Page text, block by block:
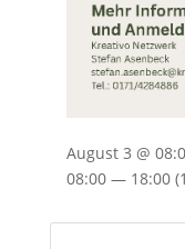
August 3 @
08:00 — 18:00